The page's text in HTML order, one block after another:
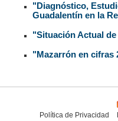
"Diagnóstico,
Guadalentín en la
"Situación Actual
"Mazarrón en cifras
Política de Privacidad